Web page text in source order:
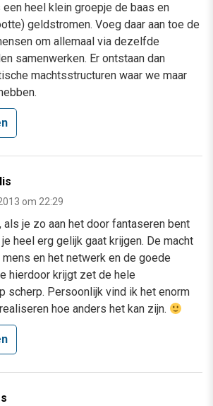
heel klein groepje de baas en
geldstromen. Voeg daar aan toe de
om allemaal via dezelfde
samenwerken. Er ontstaan dan
machtsstructuren waar we maar
om 22:29
als je zo aan het door fantaseren bent
heel erg gelijk gaat krijgen. De macht
en het netwerk en de goede
hierdoor krijgt zet de hele
scherp. Persoonlijk vind ik het enorm
hoe anders het kan zijn.